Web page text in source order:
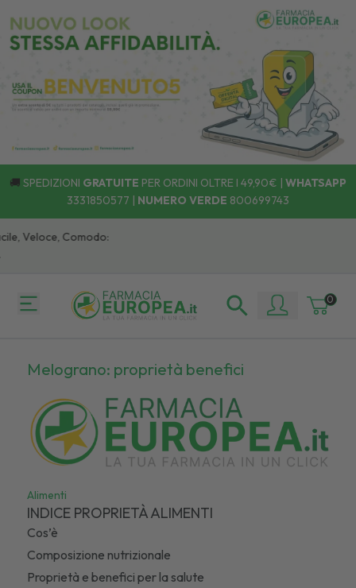
🚚 SPEDIZIONI GRATUITE PER ORDINI OLTRE I 49,90€ | WHATSAPP
3331850577 | NUMERO VERDE 800699743
Comodo:
0
Melograno: proprietà benefici
Alimenti
INDICE PROPRIETÀ ALIMENTI
Cos’è
Composizione nutrizionale
Proprietà e benefici per la salute